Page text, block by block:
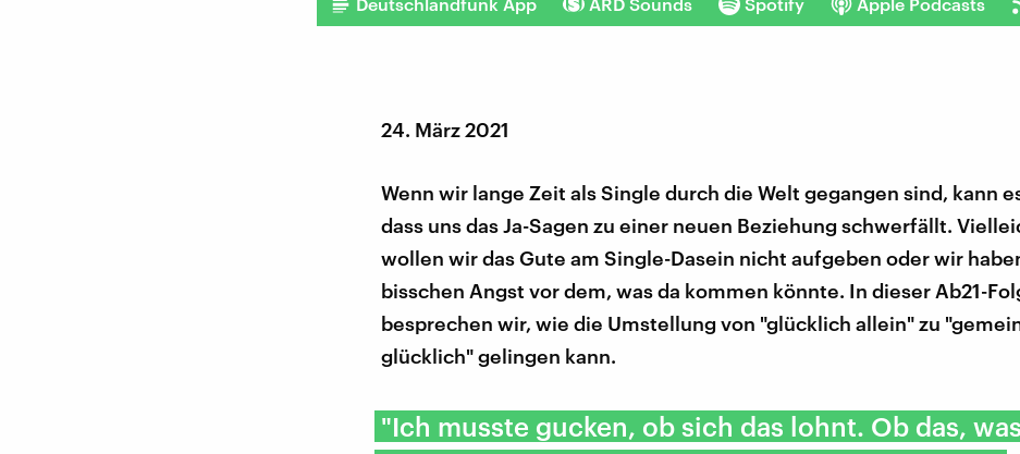
24. März 2021
Wenn wir lange Zeit als Single durch die Welt gegangen sind, kann
dass uns das Ja-Sagen zu einer neuen Beziehung schwerfällt.
wollen wir das Gute am Single-Dasein nicht aufgeben oder wir
bisschen Angst vor dem, was da kommen könnte. In dieser Ab21-
besprechen wir, wie die Umstellung von "glücklich allein" zu
glücklich" gelingen kann.
"Ich musste gucken, ob sich das lohnt. Ob das,